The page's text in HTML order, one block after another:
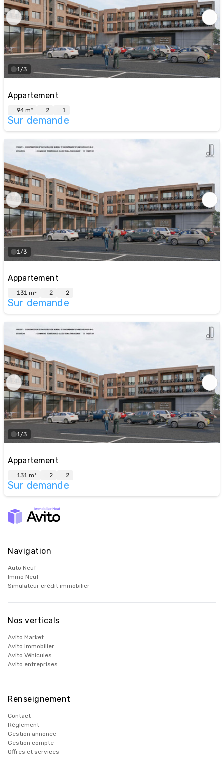
1/3
Appartement
94 m² 2 1
Sur demande
1/3
Appartement
131 m² 2 2
Sur demande
1/3
Appartement
131 m² 2 2
Sur demande
Navigation
Auto Neuf
Immo Neuf
Simulateur crédit immobilier
Nos verticals
Avito Market
Avito Immobilier
Avito Véhicules
Avito entreprises
Renseignement
Contact
Règlement
Gestion annonce
Gestion compte
Offres et services